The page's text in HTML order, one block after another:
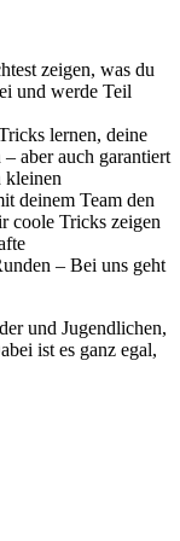
zeigen, was du
und werde Teil
lernen, deine
aber auch garantiert
kleinen
deinem Team den
coole Tricks zeigen
– Bei uns geht
und Jugendlichen,
ist es ganz egal,